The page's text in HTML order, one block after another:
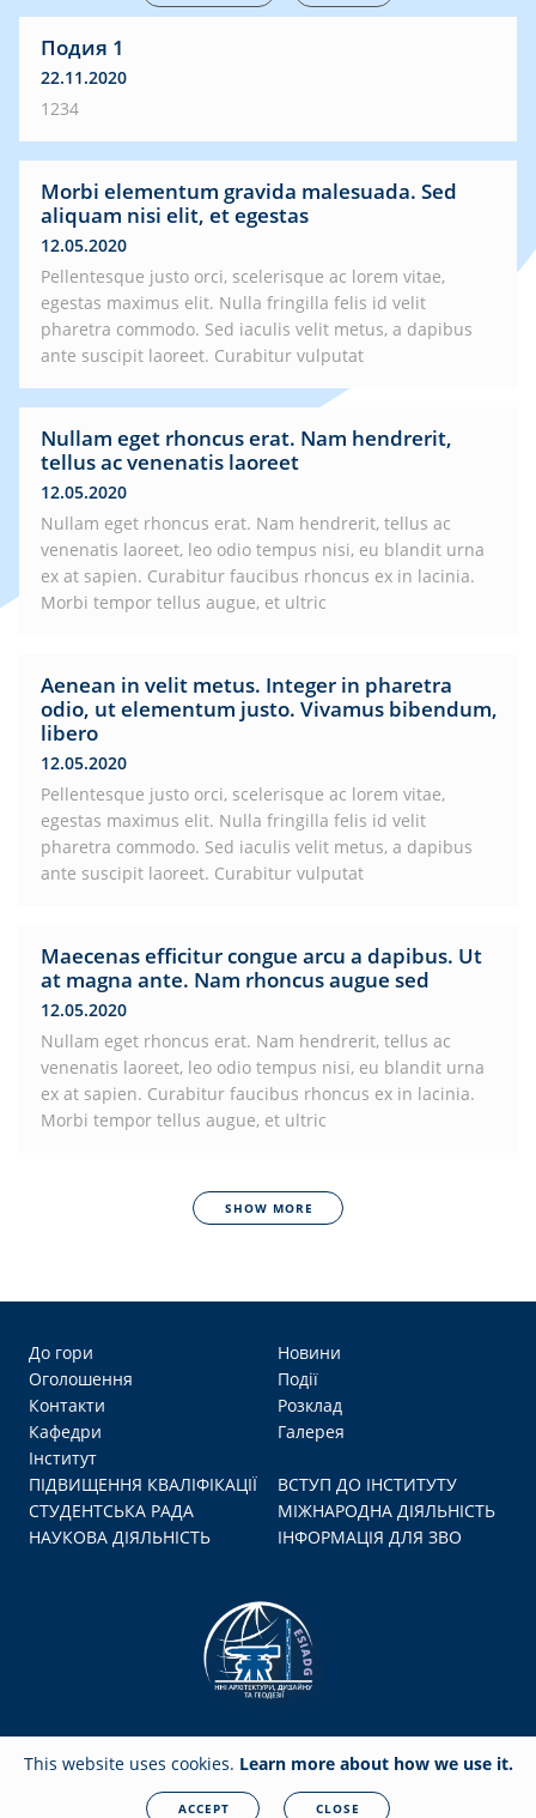
Подия 1
22.11.2020
1234
Morbi elementum gravida malesuada. Sed
aliquam nisi elit, et egestas
12.05.2020
Pellentesque justo orci, scelerisque ac lorem vitae,
egestas maximus elit. Nulla fringilla felis id velit
pharetra commodo. Sed iaculis velit metus, a dapibus
ante suscipit laoreet. Curabitur vulputat
Nullam eget rhoncus erat. Nam hendrerit,
tellus ac venenatis laoreet
12.05.2020
Nullam eget rhoncus erat. Nam hendrerit, tellus ac
venenatis laoreet, leo odio tempus nisi, eu blandit urna
ex at sapien. Curabitur faucibus rhoncus ex in lacinia.
Morbi tempor tellus augue, et ultric
Aenean in velit metus. Integer in pharetra
odio, ut elementum justo. Vivamus bibendum,
libero
12.05.2020
Pellentesque justo orci, scelerisque ac lorem vitae,
egestas maximus elit. Nulla fringilla felis id velit
pharetra commodo. Sed iaculis velit metus, a dapibus
ante suscipit laoreet. Curabitur vulputat
Maecenas efficitur congue arcu a dapibus. Ut
at magna ante. Nam rhoncus augue sed
12.05.2020
Nullam eget rhoncus erat. Nam hendrerit, tellus ac
venenatis laoreet, leo odio tempus nisi, eu blandit urna
ex at sapien. Curabitur faucibus rhoncus ex in lacinia.
Morbi tempor tellus augue, et ultric
SHOW MORE
До гори
Новини
Оголошення
Події
Контакти
Розклад
Кафедри
Галерея
Інститут
ПІДВИЩЕННЯ КВАЛІФІКАЦІЇ
ВСТУП ДО ІНСТИТУТУ
СТУДЕНТСЬКА РАДА
МІЖНАРОДНА ДІЯЛЬНІСТЬ
НАУКОВА ДІЯЛЬНІСТЬ
ІНФОРМАЦІЯ ДЛЯ ЗВО
ibf.stu.cn.uaAll rights reserved. Any unauthorized copying is strictly
This website uses cookies. Learn more about how we use it.
ACCEPT CLOSE